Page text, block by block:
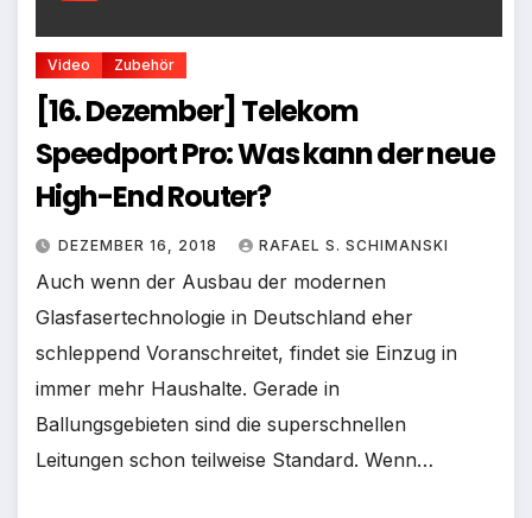
Video Zubehör
[16. Dezember] Telekom
Speedport Pro: Was kann der neue
High-End Router?
DEZEMBER 16, 2018 RAFAEL S. SCHIMANSKI
Auch wenn der Ausbau der modernen
Glasfasertechnologie in Deutschland eher
schleppend Voranschreitet, findet sie Einzug in
immer mehr Haushalte. Gerade in
Ballungsgebieten sind die superschnellen
Leitungen schon teilweise Standard. Wenn…